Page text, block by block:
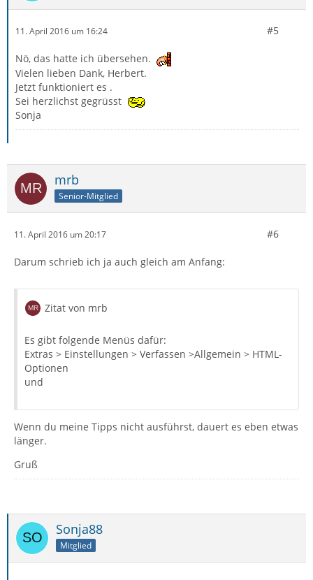
11. April 2016 um 16:24 #5
Nö, das hatte ich übersehen.
Vielen lieben Dank, Herbert.
Jetzt funktioniert es .
Sei herzlichst gegrüsst
Sonja
mrb
Senior-Mitglied
11. April 2016 um 20:17 #6
Darum schrieb ich ja auch gleich am Anfang:
Zitat von mrb
Es gibt folgende Menüs dafür:
Extras > Einstellungen > Verfassen >Allgemein > HTML-
Optionen
und
Wenn du meine Tipps nicht ausführst, dauert es eben etwas
länger.
Gruß
Sonja88
Mitglied